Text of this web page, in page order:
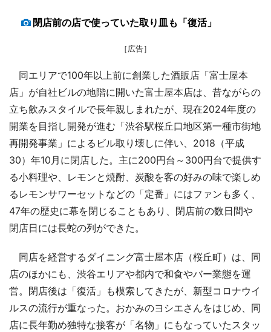
閉店前の店で使っていた取り皿も「復活」
［広告］
同エリアで100年以上前に創業した酒販店「富士屋本
店」が自社ビルの地階に開いた富士屋本店は、昔ながらの
立ち飲みスタイルで長年親しまれたが、現在2024年度の
開業を目指し開発が進む「渋谷駅桜丘口地区第一種市街地
再開発事業」によるビル取り壊しに伴い、2018（平成
30）年10月に閉店した。主に200円台～300円台で提供す
る小料理や、レモンと焼酎、炭酸を客の好みの味で楽しめ
るレモンサワーセットなどの「定番」にはファンも多く、
47年の歴史に幕を閉じることもあり、閉店前の数日間や
閉店日には長蛇の列ができた。
同店を経営するダイニング富士屋本店（桜丘町）は、同
店のほかにも、渋谷エリアや都内で和食やバー業態を運
営。閉店後は「復活」も模索してきたが、新型コロナウイ
ルスの流行が重なった。おかみのヨシエさんをはじめ、同
店に長年勤め独特な接客が「名物」にもなっていたスタッ